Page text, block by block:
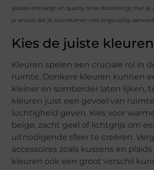
gasten ontvangt en quality time doorbrengt met je
je ervoor dat je woonkamer niet ongezellig
Kies de juiste kleuren
Kleuren spelen een cruciale rol in
ruimte. Donkere kleuren kunnen
kleiner en somberder laten lijken,
kleuren juist een gevoel van
luchtigheid geven. Kies voor
beige, zacht geel of lichtgrijs om
uitnodigende sfeer te creëren.
accessoires zoals kussens en
kleuren ook een groot verschil